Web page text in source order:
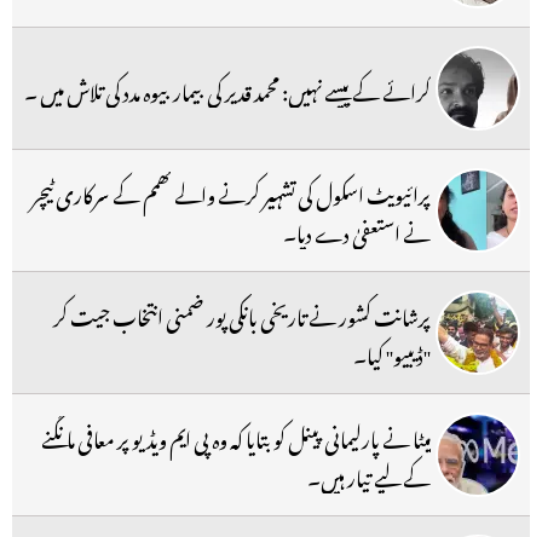
کرائے کے پیسے نہیں: محمد قدیر کی بیمار بیوہ مدد کی تلاش میں ۔
پرائیویٹ اسکول کی تشہیر کرنے والے کھمم کے سرکاری ٹیچر
نے استعفیٰ دے دیا۔
پرشانت کشور نے تاریخی بانکی پور ضمنی انتخاب جیت کر
''ڈیبیو'' کیا۔
میٹا نے پارلیمانی پینل کو بتایا کہ وہ پی ایم ویڈیو پر معافی مانگنے
کے لیے تیار ہیں۔